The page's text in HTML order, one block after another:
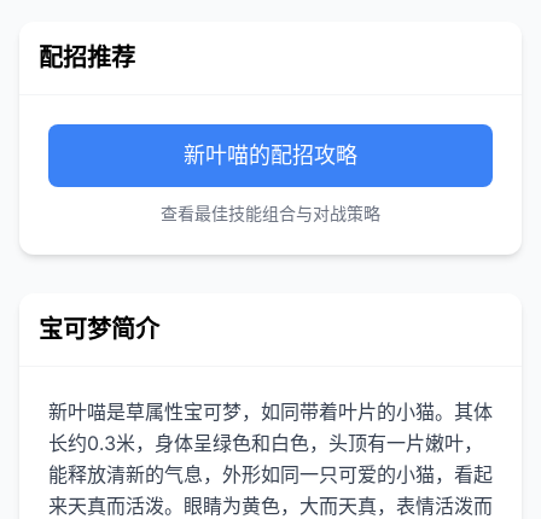
配招推荐
新叶喵的配招攻略
查看最佳技能组合与对战策略
宝可梦简介
新叶喵是草属性宝可梦，如同带着叶片的小猫。其体
长约0.3米，身体呈绿色和白色，头顶有一片嫩叶，
能释放清新的气息，外形如同一只可爱的小猫，看起
来天真而活泼。眼睛为黄色，大而天真，表情活泼而